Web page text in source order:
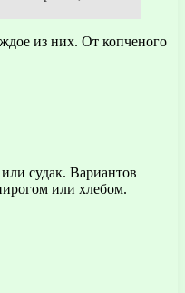
из них. От копченого
судак. Вариантов
или хлебом.